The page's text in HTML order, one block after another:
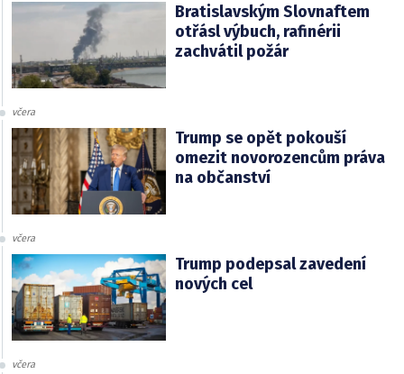
Bratislavským Slovnaftem
otřásl výbuch, rafinérii
zachvátil požár
včera
Trump se opět pokouší
omezit novorozencům práva
na občanství
včera
Trump podepsal zavedení
nových cel
včera